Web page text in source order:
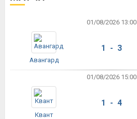
01/08/2026 13:00
Авангард
1 - 3
01/08/2026 15:00
Квант
1 - 4